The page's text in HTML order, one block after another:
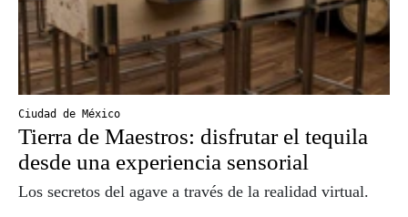
Ciudad de México
Tierra de Maestros: disfrutar el tequila
desde una experiencia sensorial
Los secretos del agave a través de la realidad virtual.